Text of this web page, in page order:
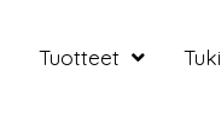
Tuotteet Tuki